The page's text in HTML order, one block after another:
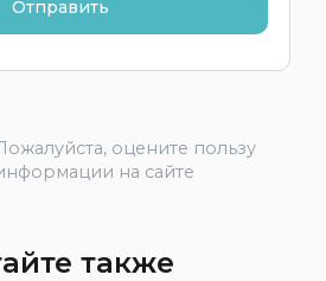
оцените пользу
на сайте
также